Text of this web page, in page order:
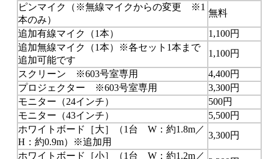
ピンマイク（※無線マイクからの変更 ※1
本のみ）
無料
追加有線マイク（1本）
1,100円
追加無線マイク（1本）※各セット1本まで
追加可能です
1,100円
スクリーン ※603号室専用
4,400円
プロジェクター ※603号室専用
3,300円
モニター（24インチ）
500円
モニター（43インチ）
5,500円
ホワイトボード［大］（1台 W：約1.8m／
H：約0.9m）※追加用
3,300円
ホワイトボード［小］（1台 W：約1.2m／